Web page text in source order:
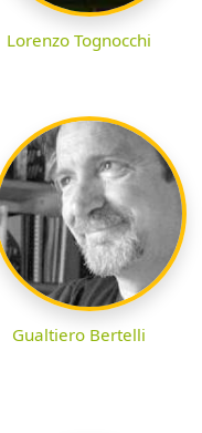
Lorenzo Tognocchi
Gualtiero Bertelli